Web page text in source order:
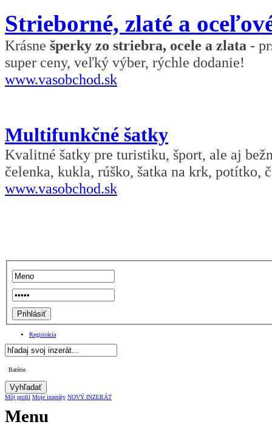
Strieborné, zlaté a
Krásne šperky zo striebra, ocele a zlata -
super ceny, veľký výber, rýchle dodanie!
www.vasobchod.sk
Multifunkčné šatky
Kvalitné šatky pre turistiku, šport, ale aj
čelenka, kukla, rúško, šatka na krk, potítko,
www.vasobchod.sk
Registrácia
Batérie
Môj profil Moje inzeráty NOVÝ INZERÁT
Menu